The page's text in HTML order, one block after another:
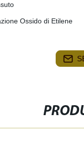
Ossido di Etilene